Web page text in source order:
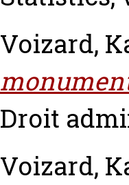
Voizard,
Droit
Voizard,